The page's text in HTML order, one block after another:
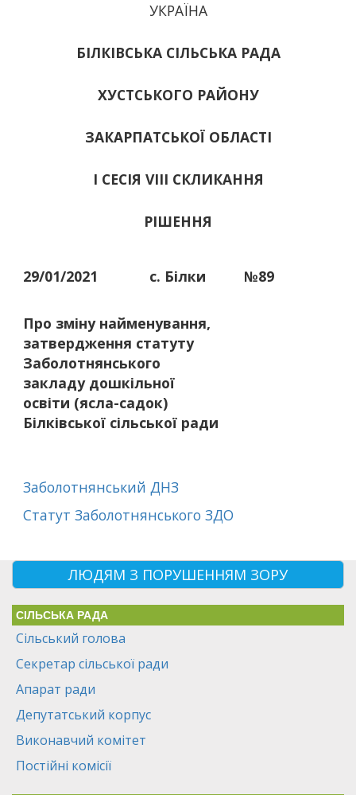
УКРАЇНА
БІЛКІВСЬКА СІЛЬСЬКА РАДА
ХУСТСЬКОГО РАЙОНУ
ЗАКАРПАТСЬКОЇ ОБЛАСТІ
І СЕСІЯ VIII СКЛИКАННЯ
РІШЕННЯ
29/01/2021 с. Білки №89
Про зміну найменування,
затвердження статуту
Заболотнянського
закладу дошкільної
освіти (ясла-садок)
Білківської сільської ради
Заболотнянський ДНЗ
Статут Заболотнянського ЗДО
ЛЮДЯМ З ПОРУШЕННЯМ ЗОРУ
СІЛЬСЬКА РАДА
Сільський голова
Секретар сільської ради
Апарат ради
Депутатський корпус
Виконавчий комітет
Постійні комісії